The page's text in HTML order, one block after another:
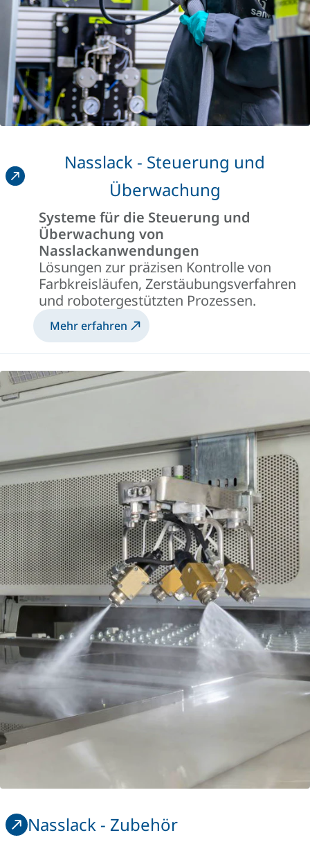
Nasslack - Steuerung und
Überwachung
Systeme für die Steuerung und
Überwachung von
Nasslackanwendungen
Lösungen zur präzisen Kontrolle von
Farbkreisläufen, Zerstäubungsverfahren
und robotergestützten Prozessen.
Mehr erfahren
Nasslack - Zubehör